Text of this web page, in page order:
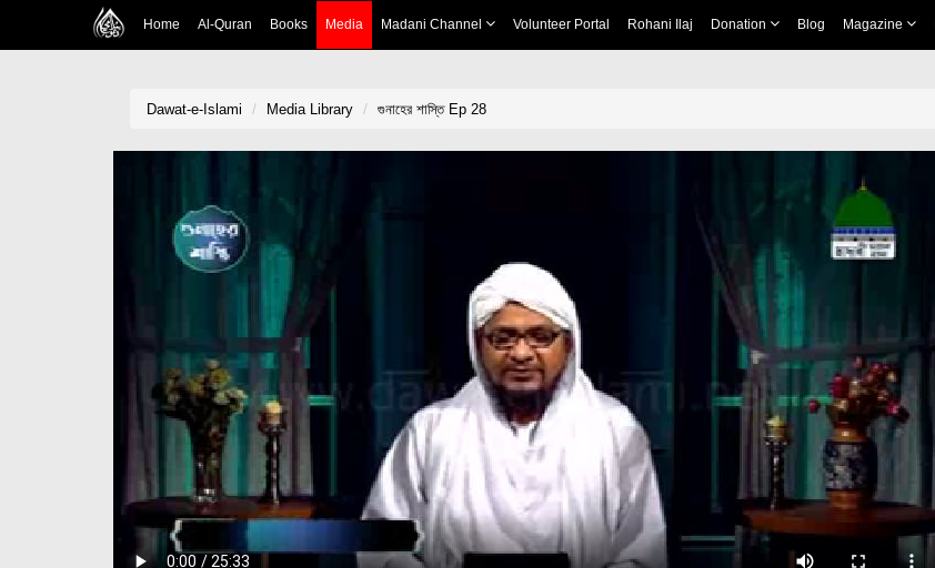
Home Al-Quran Books Media Madani Channel Volunteer Portal Rohani Ilaj Donation Blog Magazine
Dawat-e-Islami Media Library গুনাহের শাস্তি Ep 28